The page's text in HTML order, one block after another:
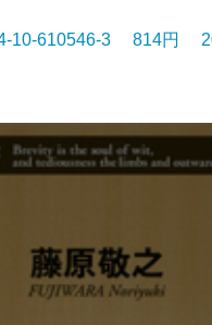
10-610546-3 814円